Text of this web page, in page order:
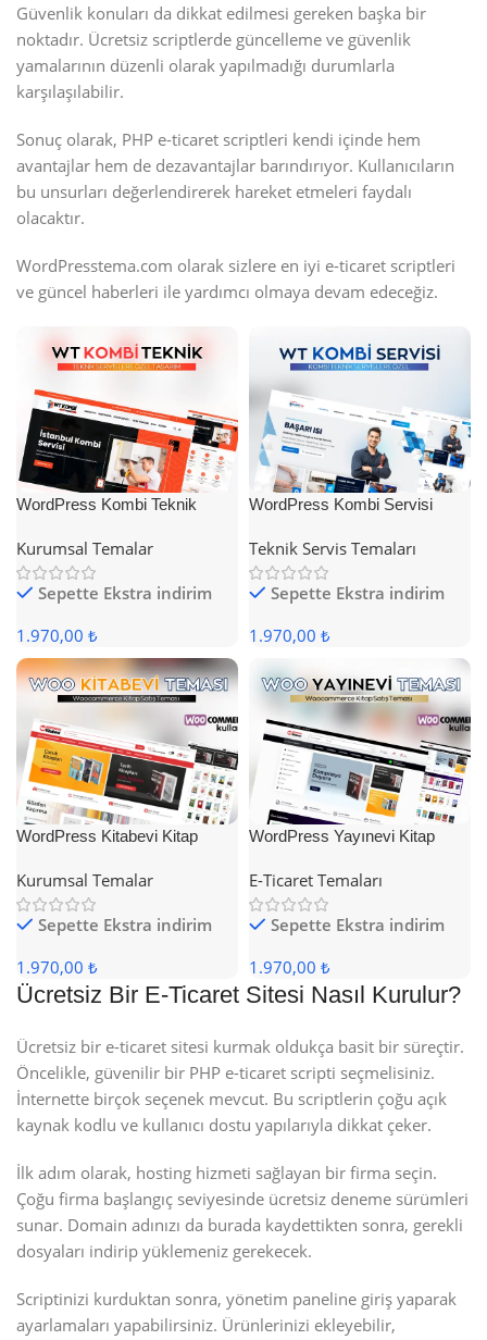
Güvenlik konuları da dikkat edilmesi gereken başka bir
noktadır. Ücretsiz scriptlerde güncelleme ve güvenlik
yamalarının düzenli olarak yapılmadığı durumlarla
karşılaşılabilir.
Sonuç olarak, PHP e-ticaret scriptleri kendi içinde hem
avantajlar hem de dezavantajlar barındırıyor. Kullanıcıların
bu unsurları değerlendirerek hareket etmeleri faydalı
olacaktır.
WordPresstema.com olarak sizlere en iyi e-ticaret scriptleri
ve güncel haberleri ile yardımcı olmaya devam edeceğiz.
WordPress Kombi Teknik
Kurumsal Temalar
Sepette Ekstra indirim
1.970,00 ₺
WordPress Kombi Servisi
Teknik Servis Temaları
Sepette Ekstra indirim
1.970,00 ₺
WordPress Kitabevi Kitap
Kurumsal Temalar
Sepette Ekstra indirim
1.970,00 ₺
WordPress Yayınevi Kitap
E-Ticaret Temaları
Sepette Ekstra indirim
1.970,00 ₺
Ücretsiz Bir E-Ticaret Sitesi Nasıl Kurulur?
Ücretsiz bir e-ticaret sitesi kurmak oldukça basit bir süreçtir.
Öncelikle, güvenilir bir PHP e-ticaret scripti seçmelisiniz.
İnternette birçok seçenek mevcut. Bu scriptlerin çoğu açık
kaynak kodlu ve kullanıcı dostu yapılarıyla dikkat çeker.
İlk adım olarak, hosting hizmeti sağlayan bir firma seçin.
Çoğu firma başlangıç seviyesinde ücretsiz deneme sürümleri
sunar. Domain adınızı da burada kaydettikten sonra, gerekli
dosyaları indirip yüklemeniz gerekecek.
Scriptinizi kurduktan sonra, yönetim paneline giriş yaparak
ayarlamaları yapabilirsiniz. Ürünlerinizi ekleyebilir,